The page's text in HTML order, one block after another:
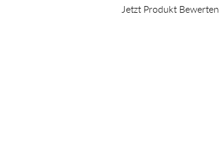
Jetzt Produkt Bewerten